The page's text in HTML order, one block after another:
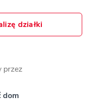
działki
przez
dom